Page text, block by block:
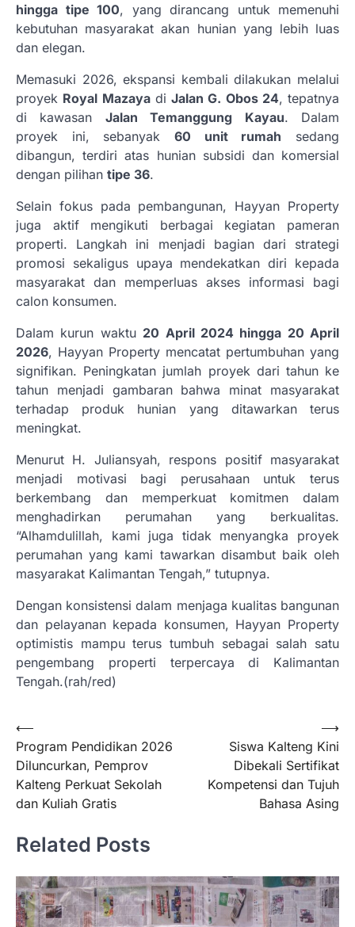
hingga tipe 100, yang dirancang untuk memenuhi
kebutuhan masyarakat akan hunian yang lebih luas
dan elegan.
Memasuki 2026, ekspansi kembali dilakukan melalui
proyek Royal Mazayadi Jalan G. Obos 24, tepatnya
di kawasan Jalan Temanggung Kayau. Dalam
proyek ini, sebanyak 60 unit rumah sedang
dibangun, terdiri atas hunian subsidi dan komersial
dengan pilihan tipe 36.
Selain fokus pada pembangunan, Hayyan Property
juga aktif mengikuti berbagai kegiatan pameran
properti. Langkah ini menjadi bagian dari strategi
promosi sekaligus upaya mendekatkan diri kepada
masyarakat dan memperluas akses informasi bagi
calon konsumen.
Dalam kurun waktu 20 April 2024 hingga 20 April
2026, Hayyan Property mencatat pertumbuhan yang
signifikan. Peningkatan jumlah proyek dari tahun ke
tahun menjadi gambaran bahwa minat masyarakat
terhadap produk hunian yang ditawarkan terus
meningkat.
Menurut H. Juliansyah, respons positif masyarakat
menjadi motivasi bagi perusahaan untuk terus
berkembang dan memperkuat komitmen dalam
menghadirkan perumahan yang berkualitas.
“Alhamdulillah, kami juga tidak menyangka proyek
perumahan yang kami tawarkan disambut baik oleh
masyarakat Kalimantan Tengah,” tutupnya.
Dengan konsistensi dalam menjaga kualitas bangunan
dan pelayanan kepada konsumen, Hayyan Property
optimistis mampu terus tumbuh sebagai salah satu
pengembang properti terpercaya di Kalimantan
Tengah.(rah/red)
Navigasi
pos
⟵
Program Pendidikan 2026
Diluncurkan, Pemprov
Kalteng Perkuat Sekolah
dan Kuliah Gratis
Siswa Kalteng Kini
Dibekali Sertifikat
Kompetensi dan Tujuh
Bahasa Asing
⟶
Related Posts